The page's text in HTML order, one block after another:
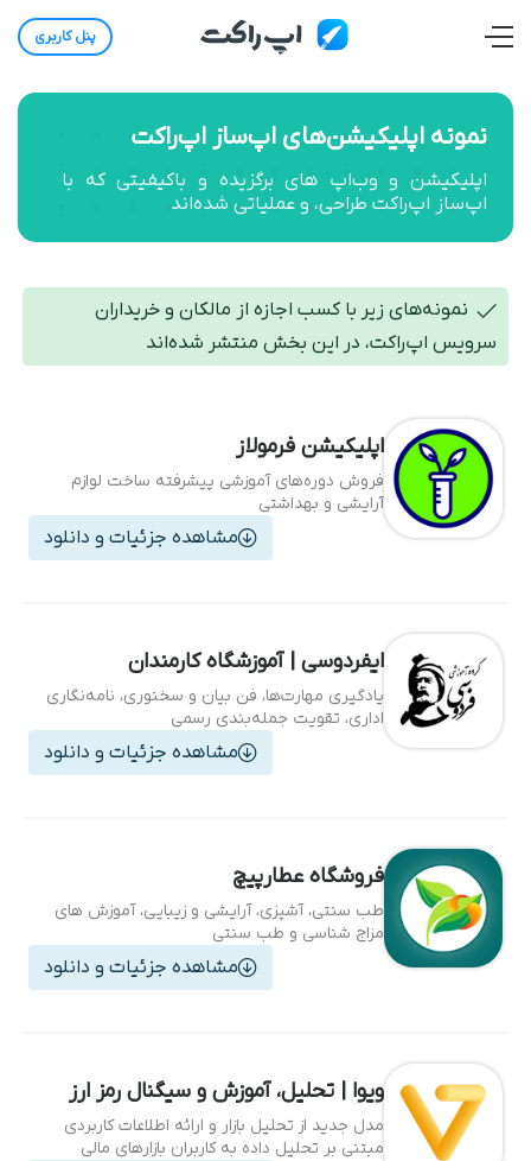
پنل کاربری
نمونه اپلیکیشن‌های اپ‌ساز اپ‌راکت
اپلیکیشن‌ و وب‌اپ های برگزیده و باکیفیتی که با
اپ‌ساز اپ‌راکت طراحی، و عملیاتی شده‌اند
نمونه‌های زیر با کسب اجازه از مالکان و خریداران
سرویس اپ‌راکت، در این بخش منتشر شده‌اند
اپلیکیشن فرمولاز
فروش دوره‌های آموزشی پیشرفته ساخت لوازم
آرایشی و بهداشتی
مشاهده جزئیات و دانلود
ایفردوسی | آموزشگاه کارمندان
یادگیری مهارت‌ها، فن بیان و سخنوری، نامه‌نگاری
اداری، تقویت جمله‌بندی رسمی
مشاهده جزئیات و دانلود
فروشگاه عطارپیچ
طب سنتی، آشپزی، آرایشی و زیبایی، آموزش های
مزاج شناسی و طب سنتی
مشاهده جزئیات و دانلود
ویوا | تحلیل، آموزش و سیگنال رمز ارز
مدل جدید از تحلیل بازار و ارائه اطلاعات کاربردی
مبتنی بر تحلیل داده به کاربران بازارهای مالی